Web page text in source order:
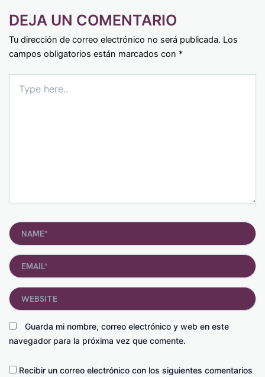
DEJA UN COMENTARIO
Tu dirección de correo electrónico no será publicada. Los
campos obligatorios están marcados con *
here..
Name*
Email*
Guarda mi nombre, correo electrónico y web en este
navegador para la próxima vez que comente.
Website
Recibir un correo electrónico con los siguientes comentarios